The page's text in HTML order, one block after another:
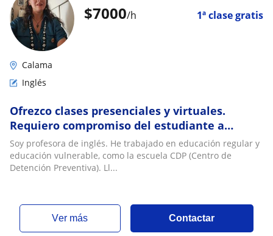
$7000/h 1ª clase gratis
Calama
Inglés
Ofrezco clases presenciales y virtuales.
Requiero compromiso del estudiante a
participar en las clases y avisar con
anticipación
Soy profesora de inglés. He trabajado en educación regular y
educación vulnerable, como la escuela CDP (Centro de
Detención Preventiva). Ll...
ver más Contactar